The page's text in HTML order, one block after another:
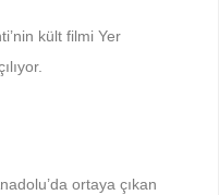
kült filmi Yer
ortaya çıkan